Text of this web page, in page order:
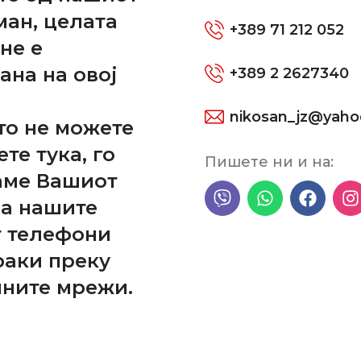
целата
е
на овој
не можете
тука, го
Вашиот
нашите
телефони
преку
мрежи.
+389 71 212 052
+389 2 2627340
Пишете ни и на:
ИНФОРМАЦИИ